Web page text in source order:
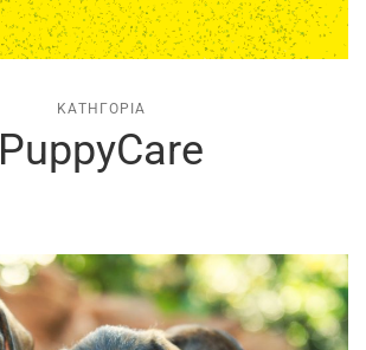
ΚΑΤΗΓΟΡΊΑ
PuppyCare